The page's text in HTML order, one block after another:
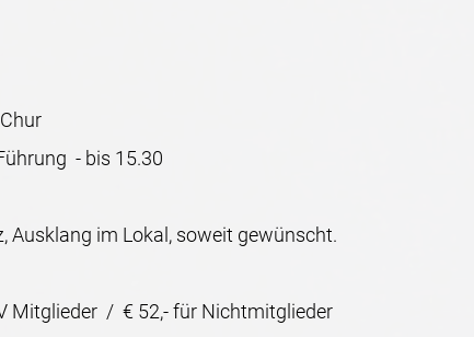
- bis 15.30
im Lokal, soweit gewünscht.
Mitglieder / € 52,- für Nichtmitglieder